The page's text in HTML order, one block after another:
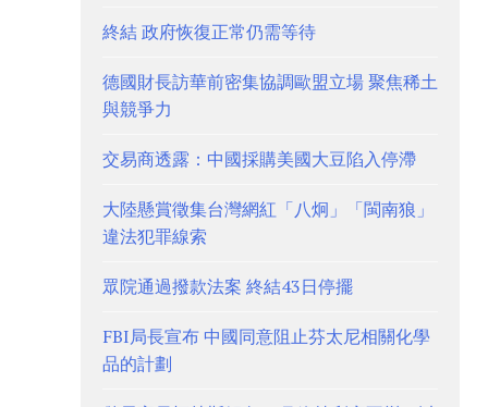
終結 政府恢復正常仍需等待
德國財長訪華前密集協調歐盟立場 聚焦稀土
與競爭力
交易商透露：中國採購美國大豆陷入停滯
大陸懸賞徵集台灣網紅「八炯」「閩南狼」
違法犯罪線索
眾院通過撥款法案 終結43日停擺
FBI局長宣布 中國同意阻止芬太尼相關化學
品的計劃